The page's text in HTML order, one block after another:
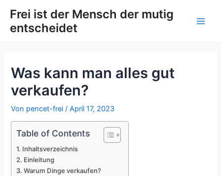
Inhalt
springen
Frei ist der Mensch der mutig
entscheidet
Was kann man alles gut
verkaufen?
Von pencet-frei/April 17, 2023
Table of Contents
Inhaltsverzeichnis
Einleitung
Warum Dinge verkaufen?
navigation